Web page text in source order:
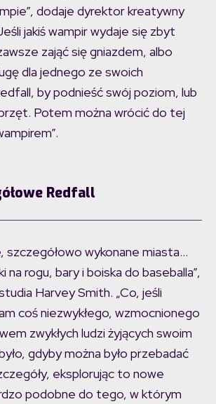
dodaje dyrektor kreatywny
jakiś wampir wydaje się zbyt
zająć się gniazdem, albo
dla jednego ze swoich
by podnieść swój poziom, lub
Potem można wrócić do tej
Redfall
szczegółowo wykonane miasta…
na rogu, bary i boiska do baseballa”,
Harvey Smith. „Co, jeśli
coś niezwykłego, wzmocnionego
zwykłych ludzi żyjących swoim
gdyby można było przebadać
eksplorując to nowe
podobne do tego, w którym